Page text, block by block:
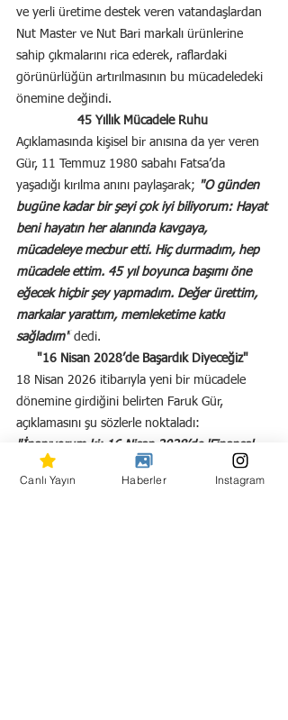
ve yerli üretime destek veren vatandaşlardan
Nut Master ve Nut Bari markalı ürünlerine
sahip çıkmalarını rica ederek, raflardaki
görünürlüğün artırılmasının bu mücadeledeki
önemine değindi.
45 Yıllık Mücadele Ruhu
Açıklamasında kişisel bir anısına da yer veren
Gür, 11 Temmuz 1980 sabahı Fatsa’da
yaşadığı kırılma anını paylaşarak; "O günden
bugüne kadar bir şeyi çok iyi biliyorum: Hayat
beni hayatın her alanında kavgaya,
mücadeleye mecbur etti. Hiç durmadım, hep
mücadele ettim. 45 yıl boyunca başımı öne
eğecek hiçbir şey yapmadım. Değer ürettim,
markalar yarattım, memleketime katkı
sağladım" dedi.
"16 Nisan 2028’de Başardık Diyeceğiz"
18 Nisan 2026 itibarıyla yeni bir mücadele
dönemine girdiğini belirten Faruk Gür,
açıklamasını şu sözlerle noktaladı:
"İnanıyorum ki; 16 Nisan 2028’de 'Finansal
zorluklara rağmen ayakta kaldık, başardık'
diyeceğiz. Dkc Grup A.Ş., Fatsa’dan Türkiye’ye
Canlı Yayın Haberler Instagram